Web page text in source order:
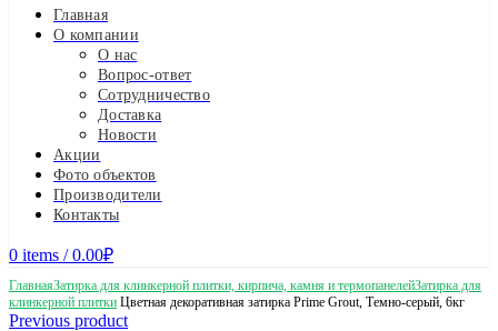
Главная
О компании
О нас
Вопрос-ответ
Сотрудничество
Доставка
Новости
Акции
Фото объектов
Производители
Контакты
0 items / 0.00₽
ГлавнаяЗатирка для клинкерной плитки, кирпича, камня и термопанелейЗатирка для
клинкерной плитки Цветная декоративная затирка Prime Grout, Темно-серый, 6кг
Previous product